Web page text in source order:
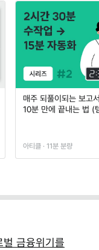
매주 되풀이되는 보고
10분 만에 끝내는 법 (
아티클 · 11분 분량
금융위기를